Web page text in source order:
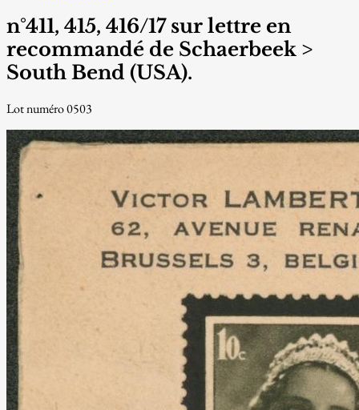
n°411, 415, 416/17 sur lettre en
recommandé de Schaerbeek >
South Bend (USA).
Lot numéro 0503